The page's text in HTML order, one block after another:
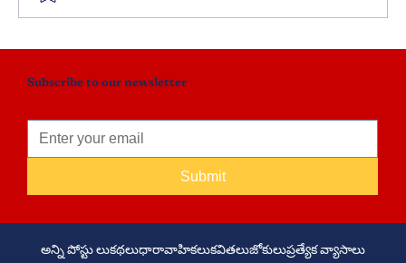
Subscribe to our newsletter
Submit
అన్ని పోస్టు లుకథలుధారావాహికలుకవితలుజోకులుప్రత్యేక వ్యాసాలు